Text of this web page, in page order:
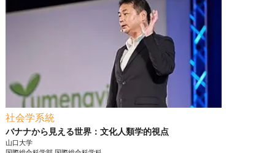
社会学系統
バナナから見える世界：文化人類学的視点
山口大学